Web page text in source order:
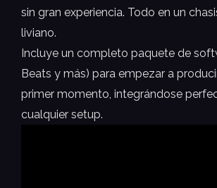
sin gran experiencia. Todo en un
liviano.
Incluye un completo paquete de
Beats y más) para empezar a
primer momento, integrándose
cualquier setup.